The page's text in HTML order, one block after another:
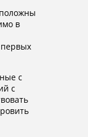
в
с
с